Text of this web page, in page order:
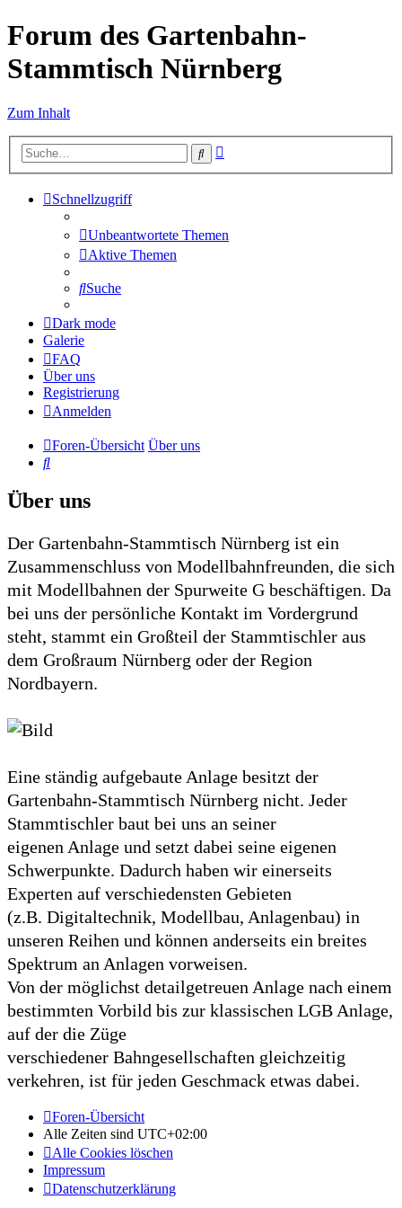
Forum des Gartenbahn-
Stammtisch Nürnberg
Zum Inhalt
Suche
Schnellzugriff
Unbeantwortete Themen
Aktive Themen
Suche
Dark mode
Galerie
FAQ
Über uns
Registrierung
Anmelden
Foren-Übersicht Über uns
Suche
Über uns
Der Gartenbahn-Stammtisch Nürnberg ist ein
Zusammenschluss von Modellbahnfreunden, die sich
mit Modellbahnen der Spurweite G beschäftigen. Da
bei uns der persönliche Kontakt im Vordergrund
steht, stammt ein Großteil der Stammtischler aus
dem Großraum Nürnberg oder der Region
Nordbayern.
Eine ständig aufgebaute Anlage besitzt der
Gartenbahn-Stammtisch Nürnberg nicht. Jeder
Stammtischler baut bei uns an seiner
eigenen Anlage und setzt dabei seine eigenen
Schwerpunkte. Dadurch haben wir einerseits
Experten auf verschiedensten Gebieten
(z.B. Digitaltechnik, Modellbau, Anlagenbau) in
unseren Reihen und können anderseits ein breites
Spektrum an Anlagen vorweisen.
Von der möglichst detailgetreuen Anlage nach einem
bestimmten Vorbild bis zur klassischen LGB Anlage,
auf der die Züge
verschiedener Bahngesellschaften gleichzeitig
verkehren, ist für jeden Geschmack etwas dabei.
Foren-Übersicht
Alle Zeiten sind UTC+02:00
Alle Cookies löschen
Impressum
Datenschutzerklärung